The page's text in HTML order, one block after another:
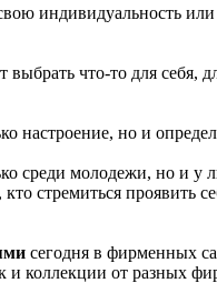
индивидуальность
что-то для себя,
настроение, но и
среди молодежи, но и у
стремиться проявить
сегодня в фирменных
и коллекции от разных